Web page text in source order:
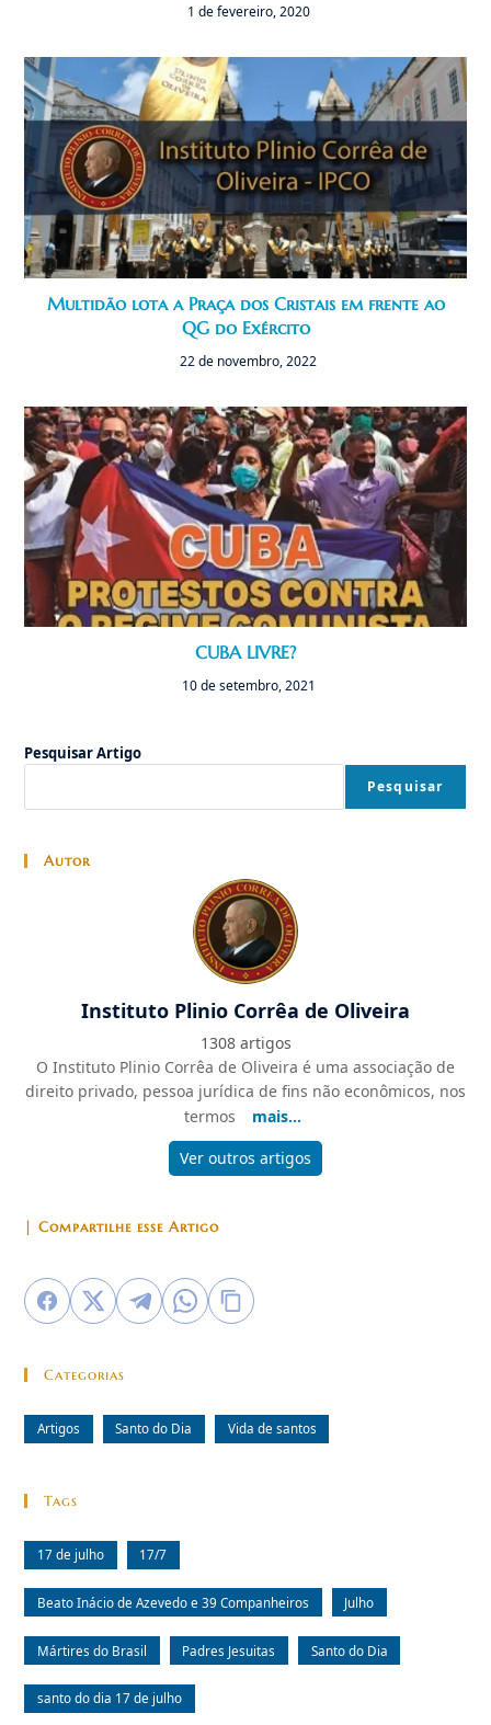
1 de fevereiro, 2020
Multidão lota a Praça dos Cristais em frente ao
QG do Exército
22 de novembro, 2022
CUBA LIVRE?
10 de setembro, 2021
Pesquisar Artigo
Pesquisar
Autor
Instituto Plinio Corrêa de Oliveira
1308 artigos
O Instituto Plinio Corrêa de Oliveira é uma associação de
direito privado, pessoa jurídica de fins não econômicos, nos
termos
mais...
Ver outros artigos
| Compartilhe esse Artigo
Categorias
Artigos Santo do Dia Vida de santos
Tags
17 de julho 17/7
Beato Inácio de Azevedo e 39 Companheiros Julho
Mártires do Brasil Padres Jesuitas Santo do Dia
santo do dia 17 de julho